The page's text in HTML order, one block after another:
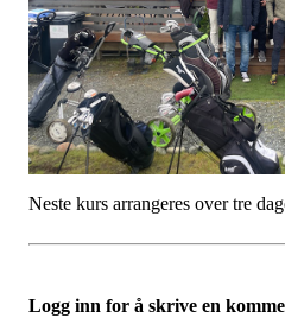
Neste kurs arrangeres over tre
Logg inn for å skrive en